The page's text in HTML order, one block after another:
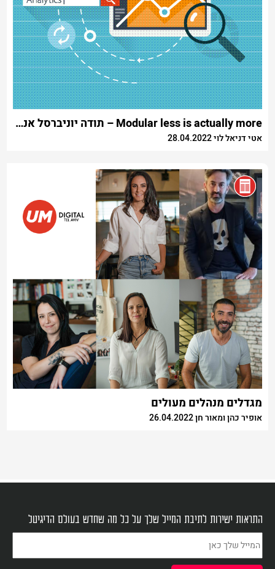
Modular less is actually more – תודה יוניברסל אנליטיקס, שלום GA4
אטי דניאל לוי 28.04.2022
מגדלים מנהלים מעולים
אופיר כהן ומאור חן 26.04.2022
התראות ישירות לתיבת המייל שלך על כל מה שחדש בעולם הדיגיטל